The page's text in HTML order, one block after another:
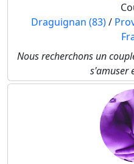
Draguignan (83)/
Nous recherchons un
s'amuser